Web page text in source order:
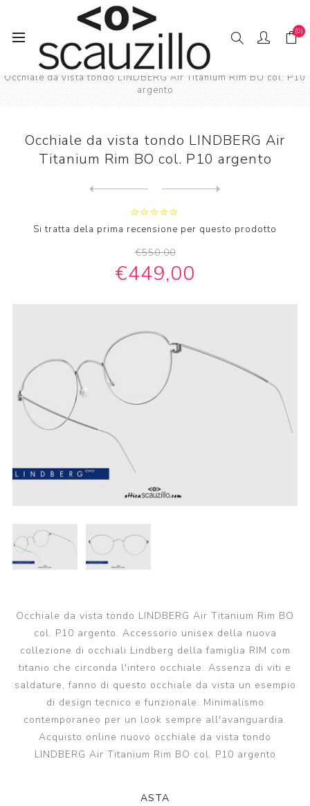
(0)
Pagina iniziale
VIS / TA
Occhiale da vista tondo LINDBERG Air Titanium Rim BO col. P10
argento
Occhiale da vista tondo LINDBERG Air
Titanium Rim BO col. P10 argento
Si tratta dela prima recensione per questo prodotto
€550,00
€449,00
Occhiale da vista tondo LINDBERG Air Titanium Rim BO
col. P10 argento. Accessorio unisex della nuova
collezione di occhiali Lindberg della famiglia RIM com
titanio che circonda l'intero occhiale. Assenza di viti e
saldature, fanno di questo occhiale da vista un esempio
di design tecnico e funzionale. Minimalismo
contemporaneo per un look sempre all'avanguardia.
Acquisto online nuovo occhiale da vista tondo
LINDBERG Air Titanium Rim BO col. P10 argento
ASTA